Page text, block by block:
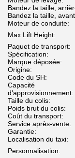
Bandez la taille,
Bandez la taille,
Moteur de conduite:
Max Lift Height:
Paquet de transport:
Spécification:
Marque déposée:
Origine:
Code du SH:
Capacité
d'approvisionnement:
Taille du colis:
Poids brut du colis:
Coût du transport:
Service après-vente:
Garantie:
Localisation du taxi:
Personnalisation: